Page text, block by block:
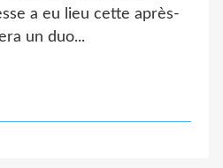
a eu lieu cette après-
un duo...